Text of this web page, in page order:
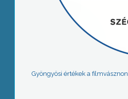
Gyöngyösi értékek a filmvásznon